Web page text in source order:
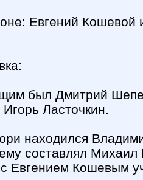
Евгений
был Дмитрий
Ласточкин.
находился
составлял Михаил
Евгением Кошевым